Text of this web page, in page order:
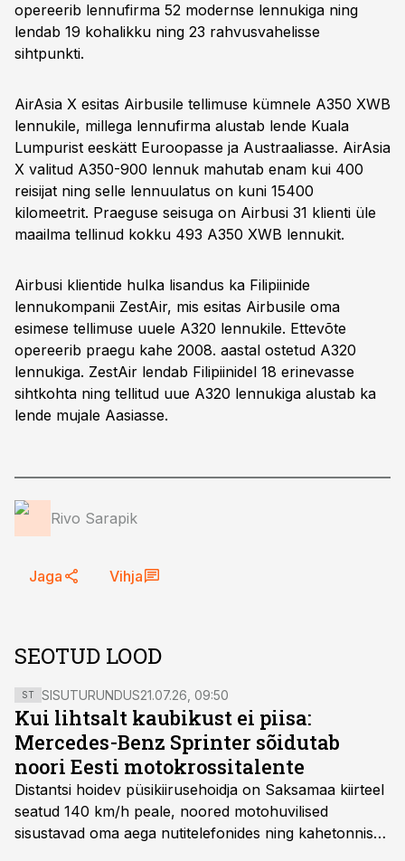
opereerib lennufirma 52 modernse lennukiga ning
lendab 19 kohalikku ning 23 rahvusvahelisse
sihtpunkti.
AirAsia X esitas Airbusile tellimuse kümnele A350 XWB
lennukile, millega lennufirma alustab lende Kuala
Lumpurist eeskätt Euroopasse ja Austraaliasse. AirAsia
X valitud A350-900 lennuk mahutab enam kui 400
reisijat ning selle lennuulatus on kuni 15400
kilomeetrit. Praeguse seisuga on Airbusi 31 klienti üle
maailma tellinud kokku 493 A350 XWB lennukit.
Airbusi klientide hulka lisandus ka Filipiinide
lennukompanii ZestAir, mis esitas Airbusile oma
esimese tellimuse uuele A320 lennukile. Ettevõte
opereerib praegu kahe 2008. aastal ostetud A320
lennukiga. ZestAir lendab Filipiinidel 18 erinevasse
sihtkohta ning tellitud uue A320 lennukiga alustab ka
lende mujale Aasiasse.
Rivo Sarapik
Jaga Vihja
SEOTUD LOOD
ST SISUTURUNDUS21.07.26, 09:50
Kui lihtsalt kaubikust ei piisa:
Mercedes-Benz Sprinter sõidutab
noori Eesti motokrossitalente
Distantsi hoidev püsikiirusehoidja on Saksamaa kiirteel
seatud 140 km/h peale, noored motohuvilised
sisustavad oma aega nutitelefonides ning kahetonnises